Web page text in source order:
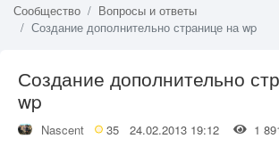
Сообщество
Вопросы и ответы
Создание дополнительно странице на wp
Создание дополнительно
wp
Nascent 35 24.02.2013 19:12 1